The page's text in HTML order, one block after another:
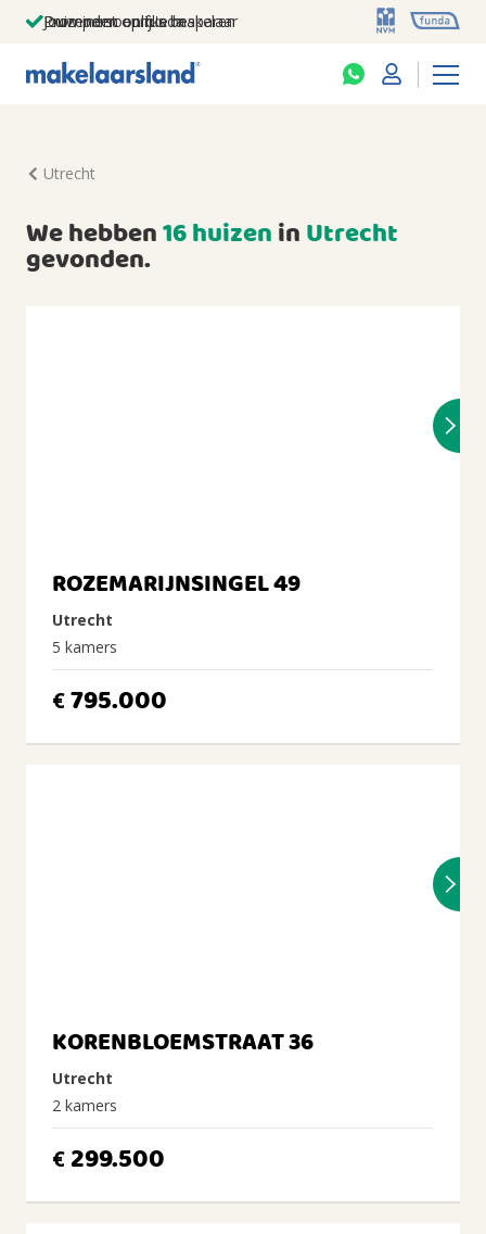
Jouw persoonlijke makelaar
Duizenden euro's besparen
Prominent op funda
Utrecht
We hebben16 huizeninUtrecht
gevonden.
ROZEMARIJNSINGEL 49
Utrecht
5 kamers
€795.000
KORENBLOEMSTRAAT 36
Utrecht
2 kamers
€299.500